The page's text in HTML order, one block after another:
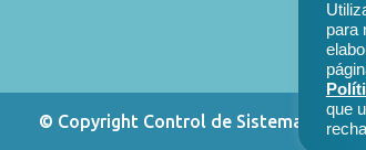
© Copyright Control de Sistemas y
para
que